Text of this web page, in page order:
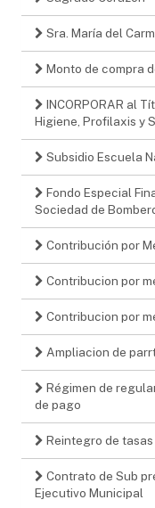
Sra. María del
Monto de compra
INCORPORAR al
Higiene, Profilaxis y
Subsidio Escuela
Fondo Especial
Sociedad de
Contribución por
Contribucion por
Contribucion por
Ampliacion de
Régimen de
de pago
Reintegro de tasas
Contrato de Sub
Ejecutivo Municipal